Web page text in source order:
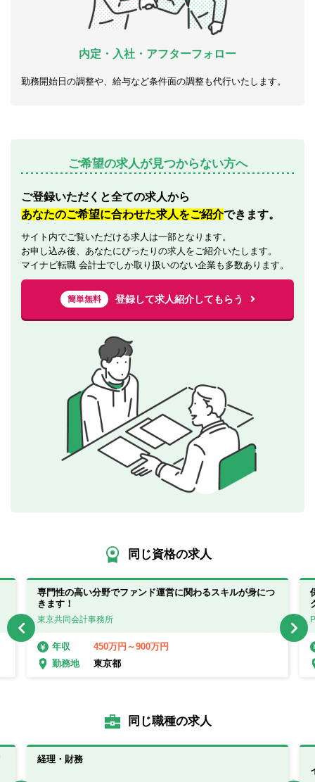
内定・入社・アフターフォロー
勤務開始日の調整や、給与など条件面の調整も代行いたします。
ご希望の求人が見つからない方へ
ご登録いただくと全ての求人から
あなたのご希望に合わせた求人をご紹介できます。
サイト内でご覧いただける求人は一部となります。
お申し込み後、あなたにぴったりの求人をご紹介いたします。
マイナビ転職 会計士でしか取り扱いのない企業も多数あります。
簡単無料 登録して求人紹介してもらう
同じ資格の求人
専門性の高い分野でファンド運営に関わるスキルが身につ
きます！
東京共同会計事務所
年収
450万円～900万円
勤務地
東京都
同じ職種の求人
経理・財務